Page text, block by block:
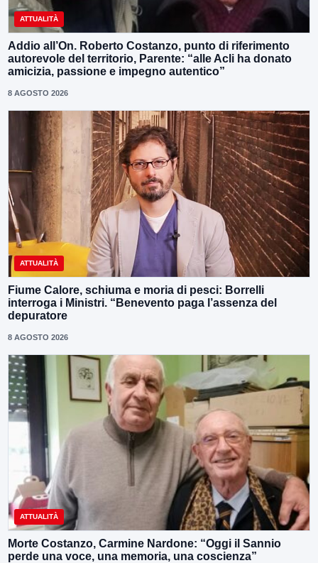
ATTUALITÀ
Addio all’On. Roberto Costanzo, punto di riferimento
autorevole del territorio, Parente: “alle Acli ha donato
amicizia, passione e impegno autentico”
8 AGOSTO 2026
ATTUALITÀ
Fiume Calore, schiuma e moria di pesci: Borrelli
interroga i Ministri. “Benevento paga l’assenza del
depuratore
8 AGOSTO 2026
ATTUALITÀ
Morte Costanzo, Carmine Nardone: “Oggi il Sannio
perde una voce, una memoria, una coscienza”